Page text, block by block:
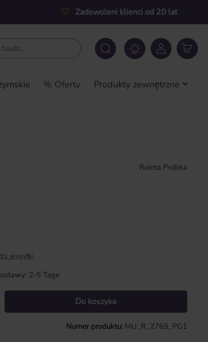
Zadowoleni klienci od 20 lat
% Oferty
Produkty zewnętrzne
Roleta Próbka
wysyłki
2-5 Tage
żądaną ilość lub użyj przycisków, aby zwiększyć lub
Do koszyka
Numer produktu: MU_R_2769_PG1